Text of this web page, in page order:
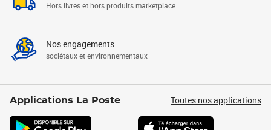
Hors livres et hors produits marketplace
Nos engagements
sociétaux et environnementaux
Applications La Poste Toutes nos applications